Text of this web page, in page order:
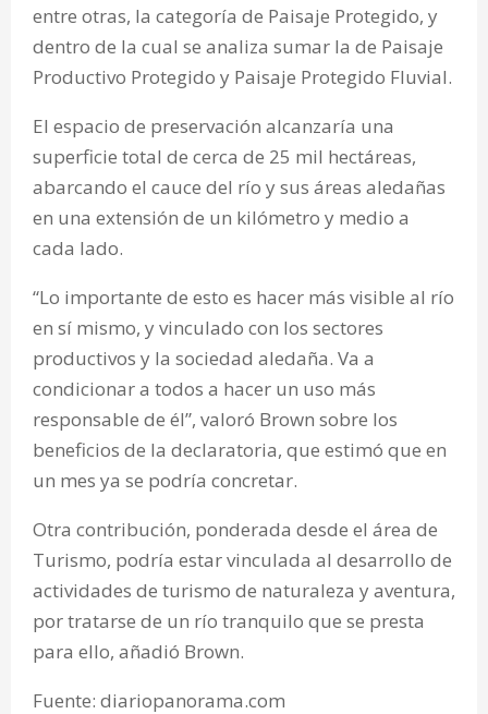
entre otras, la categoría de Paisaje Protegido, y
dentro de la cual se analiza sumar la de Paisaje
Productivo Protegido y Paisaje Protegido Fluvial.
El espacio de preservación alcanzaría una
superficie total de cerca de 25 mil hectáreas,
abarcando el cauce del río y sus áreas aledañas
en una extensión de un kilómetro y medio a
cada lado.
“Lo importante de esto es hacer más visible al río
en sí mismo, y vinculado con los sectores
productivos y la sociedad aledaña. Va a
condicionar a todos a hacer un uso más
responsable de él”, valoró Brown sobre los
beneficios de la declaratoria, que estimó que en
un mes ya se podría concretar.
Otra contribución, ponderada desde el área de
Turismo, podría estar vinculada al desarrollo de
actividades de turismo de naturaleza y aventura,
por tratarse de un río tranquilo que se presta
para ello, añadió Brown.
Fuente: diariopanorama.com